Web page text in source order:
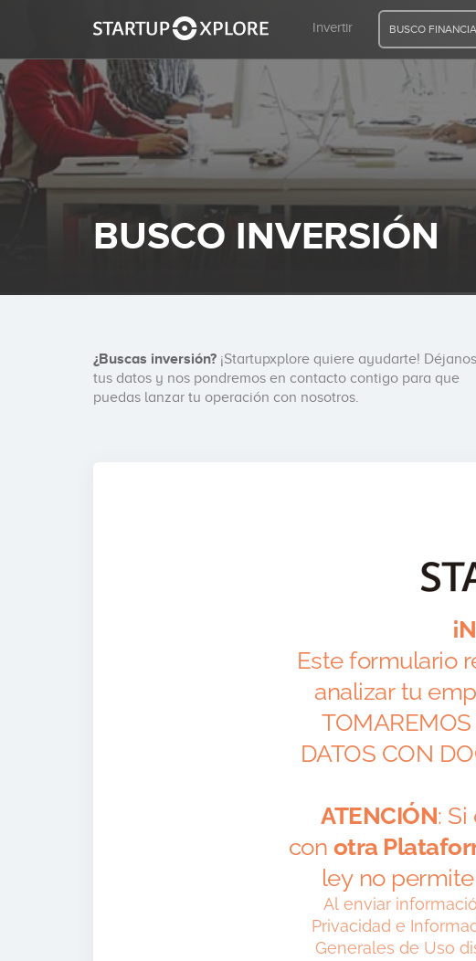
BUSCO FINANCIACIÓN
REGISTRO
Invertir BUSCO
BUSCO INVERSIÓN
a wonderful company
consistently as an investor and not as a
speculator.
¿Buscas inversión? ¡Startupxplore quiere ayudarte! Déjanos
tus datos y nos pondremos en contacto contigo para que
puedas lanzar tu operación con nosotros.